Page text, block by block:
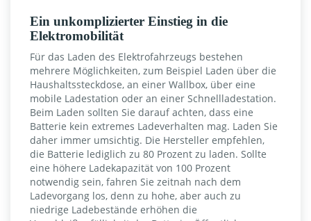
Ein unkomplizierter Einstieg in die
Elektromobilität
Für das Laden des Elektrofahrzeugs bestehen
mehrere Möglichkeiten, zum Beispiel Laden über die
Haushaltssteckdose, an einer Wallbox, über eine
mobile Ladestation oder an einer Schnellladestation.
Beim Laden sollten Sie darauf achten, dass eine
Batterie kein extremes Ladeverhalten mag. Laden Sie
daher immer umsichtig. Die Hersteller empfehlen,
die Batterie lediglich zu 80 Prozent zu laden. Sollte
eine höhere Ladekapazität von 100 Prozent
notwendig sein, fahren Sie zeitnah nach dem
Ladevorgang los, denn zu hohe, aber auch zu
niedrige Ladebestände erhöhen die